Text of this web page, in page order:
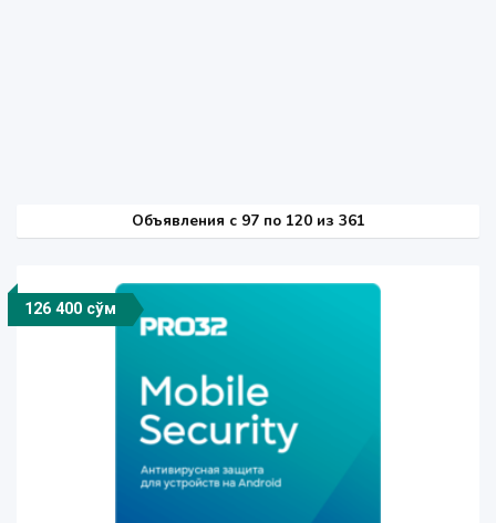
Объявления c 97 по 120 из 361
126 400 сўм